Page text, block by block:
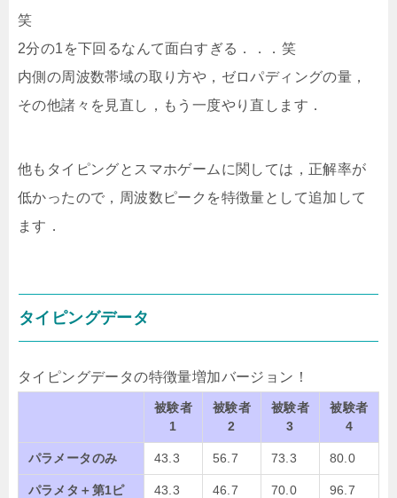
笑
2分の1を下回るなんて面白すぎる．．．笑
内側の周波数帯域の取り方や，ゼロパディングの量，
その他諸々を見直し，もう一度やり直します．
他もタイピングとスマホゲームに関しては，正解率が
低かったので，周波数ピークを特徴量として追加して
ます．
タイピングデータ
タイピングデータの特徴量増加バージョン！
被験者
1
被験者
2
被験者
3
被験者
4
パラメータのみ 43.3 56.7 73.3 80.0
パラメタ＋第1ピ
43.3 46.7 70.0 96.7